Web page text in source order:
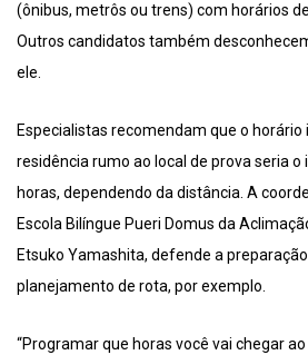
(ônibus, metrôs ou trens) com horários
Outros candidatos também
ele.
Especialistas recomendam que o horário
residência rumo ao local de prova seria o
horas, dependendo da distância. A
Escola Bilíngue Pueri Domus da
Etsuko Yamashita, defende a
planejamento de rota, por exemplo.
“Programar que horas você vai chegar